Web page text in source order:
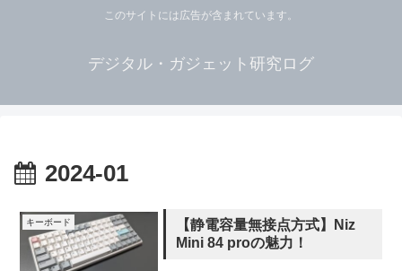
このサイトには広告が含まれています。
デジタル・ガジェット研究ログ
2024-01
キーボード
【静電容量無接点方式】Niz
Mini 84 proの魅力！